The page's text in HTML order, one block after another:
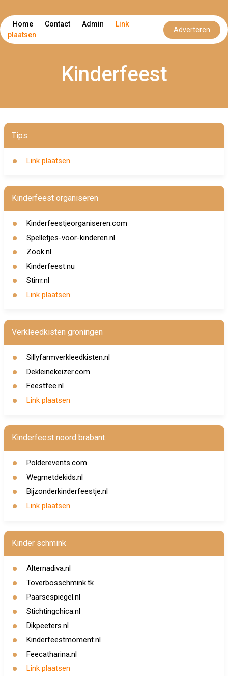
Home Contact Admin
Link
plaatsen
Adverteren
Kinderfeest
Tips
Link plaatsen
Kinderfeest organiseren
Kinderfeestjeorganiseren.com
Spelletjes-voor-kinderen.nl
Zook.nl
Kinderfeest.nu
Stirrr.nl
Link plaatsen
Verkleedkisten groningen
Sillyfarmverkleedkisten.nl
Dekleinekeizer.com
Feestfee.nl
Link plaatsen
Kinderfeest noord brabant
Polderevents.com
Wegmetdekids.nl
Bijzonderkinderfeestje.nl
Link plaatsen
Kinder schmink
Alternadiva.nl
Toverbosschmink.tk
Paarsespiegel.nl
Stichtingchica.nl
Dikpeeters.nl
Kinderfeestmoment.nl
Feecatharina.nl
Link plaatsen